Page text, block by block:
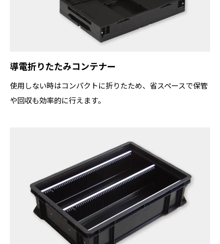
導電折りたたみコンテナー
使用しない時はコンパクトに折りたため、省スペースで保管
や回収も効率的に行えます。